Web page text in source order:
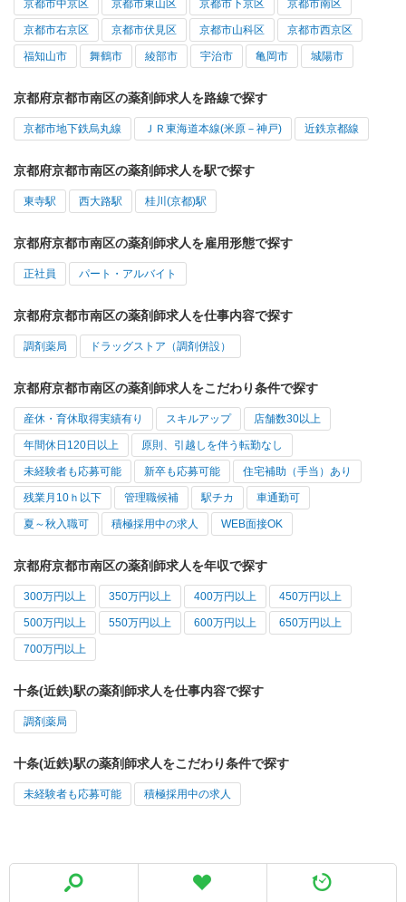
京都市中京区 京都市東山区 京都市下京区 京都市南区
京都市右京区 京都市伏見区 京都市山科区 京都市西京区
福知山市 舞鶴市 綾部市 宇治市 亀岡市 城陽市
京都府京都市南区の薬剤師求人を路線で探す
京都市地下鉄烏丸線 ＪＲ東海道本線(米原－神戸) 近鉄京都線
京都府京都市南区の薬剤師求人を駅で探す
東寺駅 西大路駅 桂川(京都)駅
京都府京都市南区の薬剤師求人を雇用形態で探す
正社員 パート・アルバイト
京都府京都市南区の薬剤師求人を仕事内容で探す
調剤薬局 ドラッグストア（調剤併設）
京都府京都市南区の薬剤師求人をこだわり条件で探す
産休・育休取得実績有り スキルアップ 店舗数30以上
年間休日120日以上 原則、引越しを伴う転勤なし
未経験者も応募可能 新卒も応募可能 住宅補助（手当）あり
残業月10ｈ以下 管理職候補 駅チカ 車通勤可
夏～秋入職可 積極採用中の求人 WEB面接OK
京都府京都市南区の薬剤師求人を年収で探す
300万円以上 350万円以上 400万円以上 450万円以上
500万円以上 550万円以上 600万円以上 650万円以上
700万円以上
十条(近鉄)駅の薬剤師求人を仕事内容で探す
調剤薬局
十条(近鉄)駅の薬剤師求人をこだわり条件で探す
未経験者も応募可能 積極採用中の求人